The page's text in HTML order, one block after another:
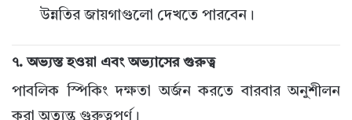
উন্নতির জায়গাগুলো দেখতে পারবেন।
৭.অভ্যস্ত হওয়া এবং অভ্যাসের গুরুত্ব
পাবলিক স্পিকিং দক্ষতা অর্জন করতে বারবার অনুশীলন